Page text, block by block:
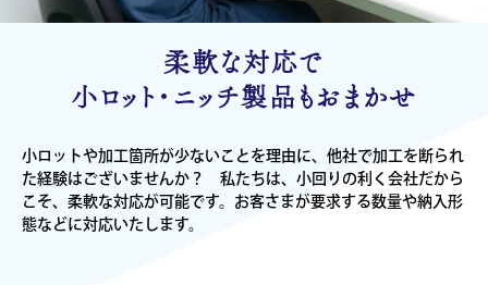
柔軟な対応で
小ロット・ニッチ製品もおまかせ
小ロットや加工箇所が少ないことを理由に、他社で加工を断られ
た経験はございませんか？ 私たちは、小回りの利く会社だから
こそ、柔軟な対応が可能です。お客さまが要求する数量や納入形
態などに対応いたします。